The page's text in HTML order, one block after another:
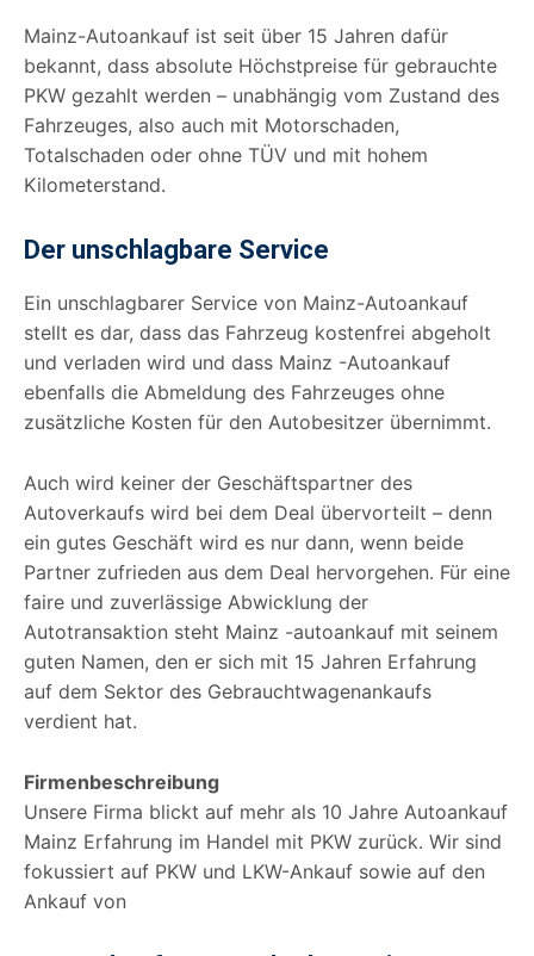
Mainz-Autoankauf ist seit über 15 Jahren dafür
bekannt, dass absolute Höchstpreise für gebrauchte
PKW gezahlt werden – unabhängig vom Zustand des
Fahrzeuges, also auch mit Motorschaden,
Totalschaden oder ohne TÜV und mit hohem
Kilometerstand.
Der unschlagbare Service
Ein unschlagbarer Service von Mainz-Autoankauf
stellt es dar, dass das Fahrzeug kostenfrei abgeholt
und verladen wird und dass Mainz -Autoankauf
ebenfalls die Abmeldung des Fahrzeuges ohne
zusätzliche Kosten für den Autobesitzer übernimmt.
Auch wird keiner der Geschäftspartner des
Autoverkaufs wird bei dem Deal übervorteilt – denn
ein gutes Geschäft wird es nur dann, wenn beide
Partner zufrieden aus dem Deal hervorgehen. Für eine
faire und zuverlässige Abwicklung der
Autotransaktion steht Mainz -autoankauf mit seinem
guten Namen, den er sich mit 15 Jahren Erfahrung
auf dem Sektor des Gebrauchtwagenankaufs
verdient hat.
Firmenbeschreibung
Unsere Firma blickt auf mehr als 10 Jahre Autoankauf
Mainz Erfahrung im Handel mit PKW zurück. Wir sind
fokussiert auf PKW und LKW-Ankauf sowie auf den
Ankauf von